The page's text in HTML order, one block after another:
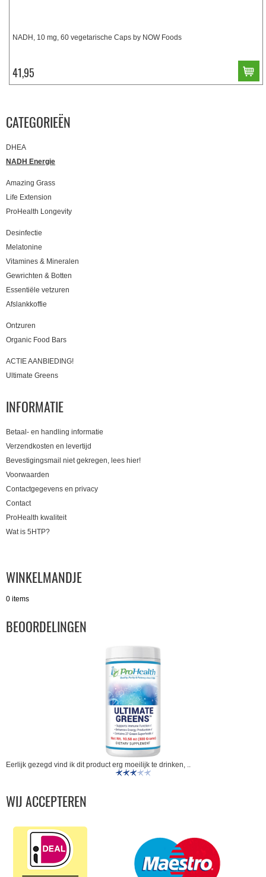
CATEGORIEËN
DHEA
NADH Energie
Amazing Grass
Life Extension
ProHealth Longevity
Desinfectie
Melatonine
Vitamines & Mineralen
Gewrichten & Botten
Essentiële vetzuren
Afslankkoffie
Ontzuren
Organic Food Bars
ACTIE AANBIEDING!
Ultimate Greens
INFORMATIE
Betaal- en handling informatie
Verzendkosten en levertijd
Bevestigingsmail niet gekregen, lees hier!
Voorwaarden
Contactgegevens en privacy
Contact
ProHealth kwaliteit
Wat is 5HTP?
NADH, 10 mg, 60 vegetarische Caps by NOW Foods
41,95
WINKELMANDJE
0 items
BEOORDELINGEN
Eerlijk gezegd vind ik dit product erg moeilijk te drinken, ..
WIJ ACCEPTEREN